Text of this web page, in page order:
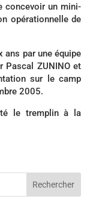
concevoir un mini-
opérationnelle de
ans par une équipe
Pascal ZUNINO et
sur le camp
2005.
le tremplin à la